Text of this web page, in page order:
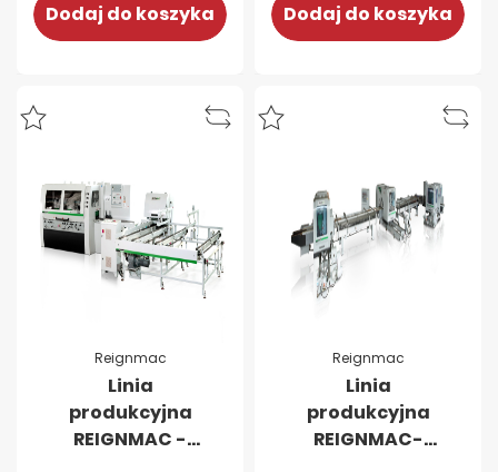
Dodaj do koszyka Dodaj do koszyka
Reignmac
Linia
produkcyjna
REIGNMAC -
Reignmac
Linia
produkcyjna
REIGNMAC-